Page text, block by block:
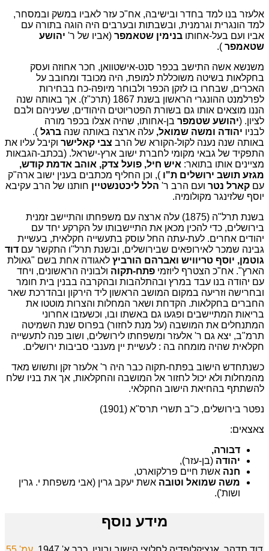
אלעזר בנו למד בחדר ובישיבה, אח"כ עזר לאביו במשק ובמסחר,
למד הונגרית וגרמנית, ובשבתות ובערבים היה הוגה בתורה עם
אביו ועם בעל-אחותו בנימין שטאמפר (אביו של ר' יהושע
שטאמפר ).
משנשא אשה התישב בכפר סנט-אישטוואן, חכר אחוזה ועסק
בחקלאות בשיטה משוכללת למופת, היה מכובד ומחובב על
האכרים, שבחרו בו לזקן הכפר ולבוחר מיופה-כח בבחירות
לפרלמנט ההונגרי הראשון בשנת 1867 (תרכ"ז). אך באותה שנה
הננו מוצאים אותו גם בשורת הפטריוטים היהודים, שעיניהם ולבם
לציון. (יהושע שטמפר בן-אחותו, שהיה אצלו בכפר מורה
לבניו יהודה ומשה שמואל, עלה ארצה באותה שנה ברגל ).
באותה שנה נענה לקול-הקורא של הרב צבי קאלישר וקיבל עליו את
התפקיד של גבאי מקומי לחברת ישוב ארץ-ישראל. (בכתב-הגבאות
מציינים אותו בתואר: איש חיל, פועל צדק, אוהב אדמת קודש,
מגזע תושב ירושלים ת"ו ), וכן החליף מכתבים בענין ישוב ארה"ק
עם קארל נטר ועם הרב ר' הלל ליכטנשטיין חותנו של הרב עקיבא
יוסף שלזינגר מקולומיה.
בשנת תרל"ה (1875) עלה ארצה עם משפחתו והתיישב זמנית
בירושלים, כדי להכין מכאן את התיישבותו על הקרקע יחד עם
יהודים אחרים. לעת-עתה החל עוסק בתעשייה חקלאית, בעשיית
גבינה שמכר לאירופאים שבירושלים, ובשנת תרל"ו התקשר עם דוד
גוטמן, יוסף טריוויש ואברהם הורביץ לאגודה אחת בשם "גאולת
הארץ". אח"כ הצטרף ליוזמי פתח-תקוה ולבוניה הראשונים, ויחד
עם יהודה בנו עבד במרץ ובהתלהבות ובהקרבה בבנין בית חומר
ובחרישה וזריעה במקום המושב הראשון ליד הירקון ובהדרכת שאר
החברים בחקלאות. הקדחת ושאר המחלות והצרות מוטטו את
בריאות המתיישבים ופגעו גם באשתו ובו, וכשעזבו אחרוני
המתנחלים את המושבה (על מנת לחזור) בפרוס שנת השמיטה
תרמ"ב, יצא גם ר' אלעזר ומשפחתו לירושלים, ושוב פנה לתעשייה
חקלאית שהיה מומחה בה : לעשיית יין מענבי סביבות ירושלים.
כשנתחדש הישוב בפתח-תקוה כבר היה ר' אלעזר זקן ותשוש מאד
מהמחלות ולא יכול לחזור אל המושבה והחקלאות, אך את בניו שלח
להשתתף בהחיאת הישוב החקלאי.
נפטר בירושלים, כ"ב תשרי תרס"א (1901)
צאצאים:
דבורה,
יהודה (בן-עזר),
חנה אשת חיים פרלקוארט,
משה שמואל וטובה אשת יעקב גרין (אבי משפחת י. גרין
ושות').
מידע נוסף